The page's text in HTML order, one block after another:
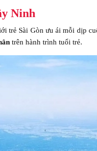
Ninh
trẻ Sài Gòn ưu ái mỗi dịp
trên hành trình tuổi trẻ.